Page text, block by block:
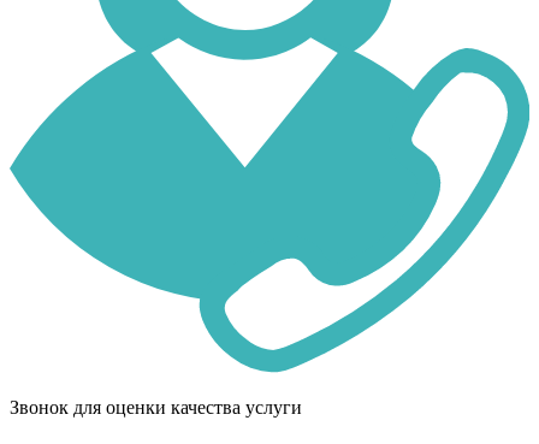
Звонок для оценки качества услуги